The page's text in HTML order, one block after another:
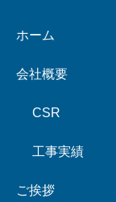
ホーム
会社概要
CSR
工事実績
ご挨拶